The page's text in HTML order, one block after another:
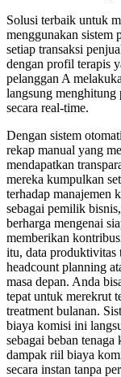
Solusi terbaik untuk
menggunakan sistem
setiap transaksi
dengan profil terapis
pelanggan A
langsung
secara real-time.
Dengan sistem
rekap manual yang
mendapatkan
mereka kumpulkan
terhadap manajemen
sebagai pemilik
berharga mengenai
memberikan
itu, data produktivitas
headcount planning
masa depan. Anda
tepat untuk merekrut
treatment bulanan.
biaya komisi ini
sebagai beban
dampak riil biaya
secara instan tanpa